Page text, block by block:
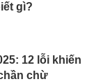
gì?
12 lỗi khiến
chừ